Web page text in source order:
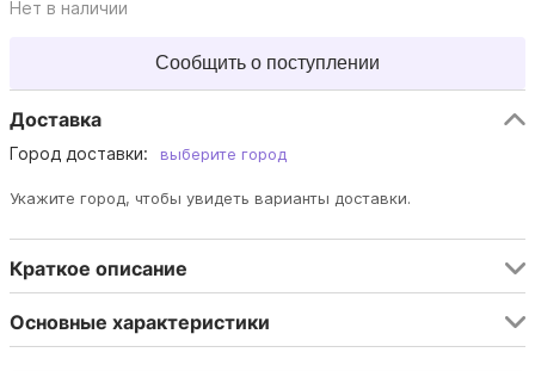
Нет в наличии
Сообщить о поступлении
Доставка
Город доставки: выберите город
Укажите город, чтобы увидеть варианты доставки.
Краткое описание
Основные характеристики